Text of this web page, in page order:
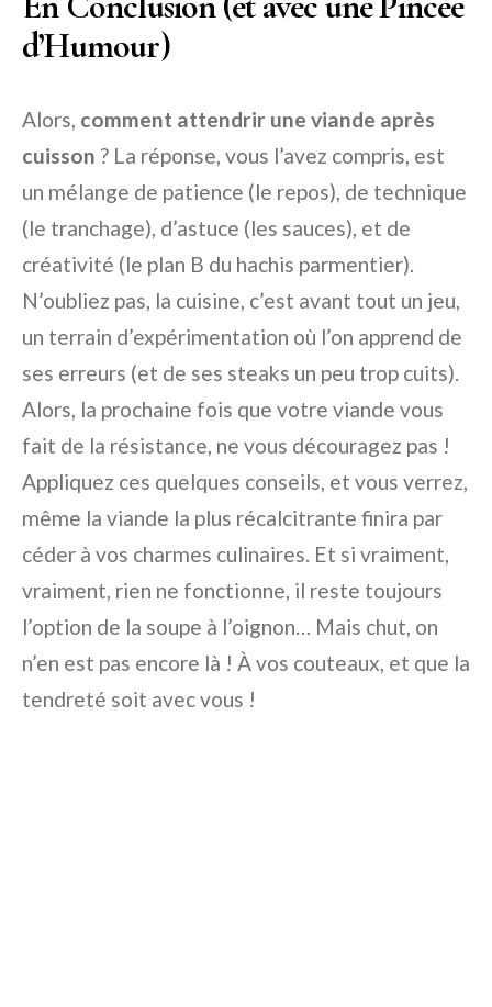
d’Humour)
Alors, comment attendrir une viande après
cuisson ? La réponse, vous l’avez compris, est
un mélange de patience (le repos), de technique
(le tranchage), d’astuce (les sauces), et de
créativité (le plan B du hachis parmentier).
N’oubliez pas, la cuisine, c’est avant tout un jeu,
un terrain d’expérimentation où l’on apprend de
ses erreurs (et de ses steaks un peu trop cuits).
Alors, la prochaine fois que votre viande vous
fait de la résistance, ne vous découragez pas !
Appliquez ces quelques conseils, et vous verrez,
même la viande la plus récalcitrante finira par
céder à vos charmes culinaires. Et si vraiment,
vraiment, rien ne fonctionne, il reste toujours
l’option de la soupe à l’oignon… Mais chut, on
n’en est pas encore là ! À vos couteaux, et que la
tendreté soit avec vous !